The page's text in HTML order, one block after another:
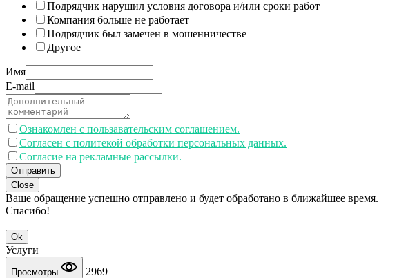
Подрядчик нарушил условия договора и/или сроки работ
Компания больше не работает
Подрядчик был замечен в мошенничестве
Другое
Имя
E-mail
Ознакомлен с пользавательским соглашением.
Согласен с политекой обработки персональных данных.
Согласие на рекламные рассылки.
Отправить
Close
Ваше обращение успешно отправлено и будет обработано в ближайшее время.
Спасибо!
Ok
Услуги
Просмотры
2969